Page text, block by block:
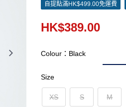
自提點滿HK$499.00免運費
HK$389.00
Colour：Black
Size
XS S M